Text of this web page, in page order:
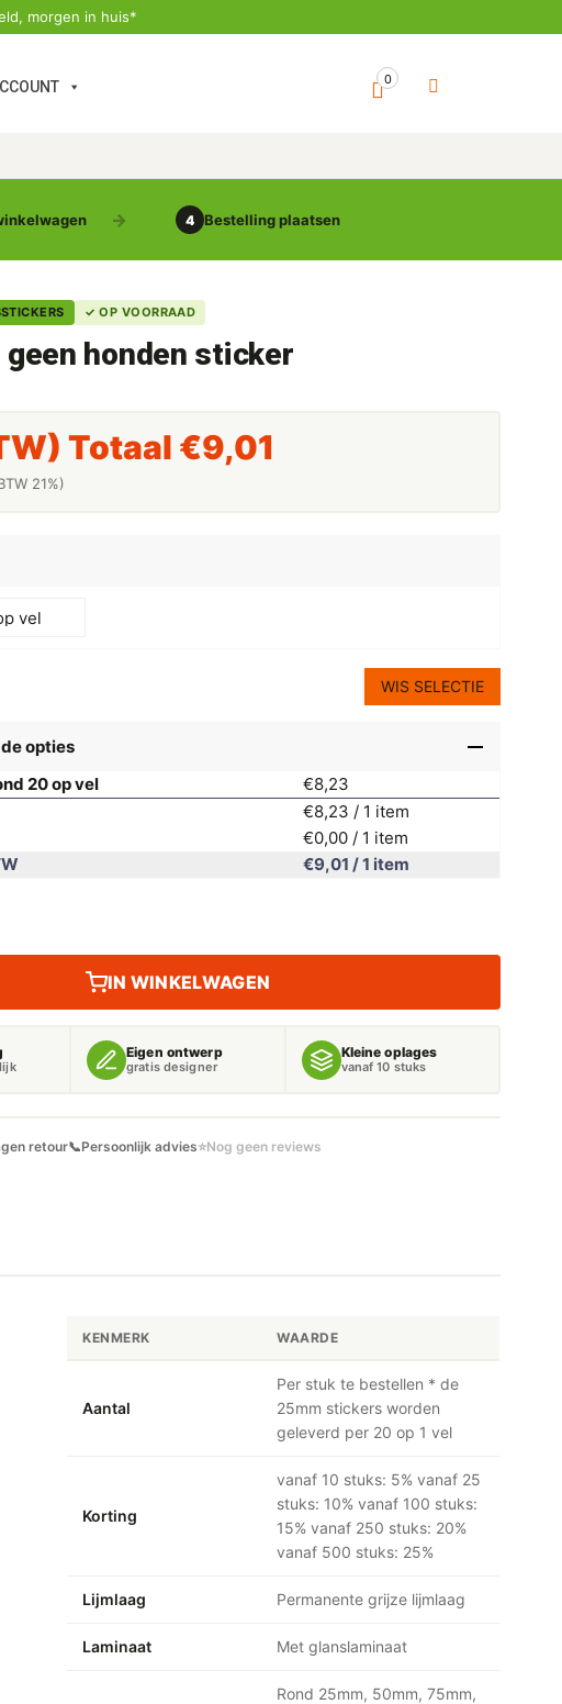
morgen in huis*
0
4 Bestelling plaatsen
✓ OP VOORRAAD
honden sticker
Totaal €9,01
21%)
WIS SELECTIE
opties
20 op vel
€8,23
€8,23 / 1 item
€0,00 / 1 item
€9,01 / 1 item
IN WINKELWAGEN
Eigen ontwerp
gratis designer
Kleine oplages
vanaf 10 stuks
retour📞Persoonlijk advies⭐Nog geen reviews
KENMERK WAARDE
Aantal
Per stuk te bestellen * de
25mm stickers worden
geleverd per 20 op 1 vel
Korting
vanaf 10 stuks: 5% vanaf 25
stuks: 10% vanaf 100 stuks:
15% vanaf 250 stuks: 20%
vanaf 500 stuks: 25%
Lijmlaag Permanente grijze lijmlaag
Laminaat Met glanslaminaat
Rond 25mm, 50mm, 75mm,